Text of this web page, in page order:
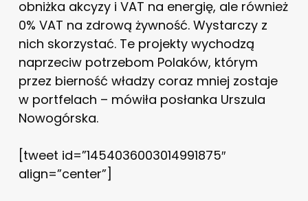
obniżka akcyzy i VAT na energię, ale również
0% VAT na zdrową żywność. Wystarczy z
nich skorzystać. Te projekty wychodzą
naprzeciw potrzebom Polaków, którym
przez bierność władzy coraz mniej zostaje
w portfelach – mówiła posłanka Urszula
Nowogórska.
[tweet id=”1454036003014991875″
align=”center”]